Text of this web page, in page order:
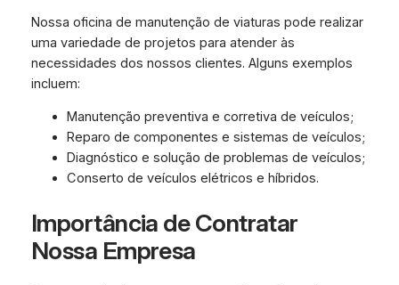
Nossa oficina de manutenção de viaturas pode realizar
uma variedade de projetos para atender às
necessidades dos nossos clientes. Alguns exemplos
incluem:
Manutenção preventiva e corretiva de veículos;
Reparo de componentes e sistemas de veículos;
Diagnóstico e solução de problemas de veículos;
Conserto de veículos elétricos e híbridos.
Importância de Contratar
Nossa Empresa